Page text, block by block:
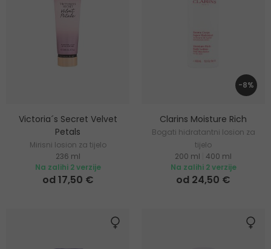
Victoria´s Secret Velvet
Petals
Mirisni losion za tijelo
236 ml
Na zalihi 2 verzije
od 17,50 €
-8%
Clarins Moisture Rich
Bogati hidratantni losion za
tijelo
200 ml 400 ml
Na zalihi 2 verzije
od 24,50 €